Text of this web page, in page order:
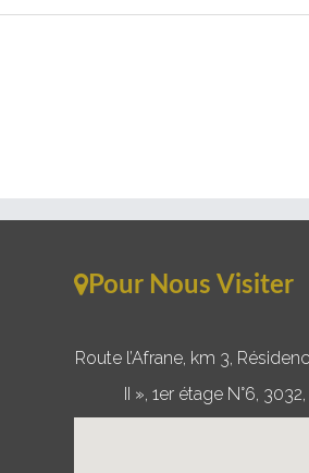
Pour Nous Visiter
Route l’Afrane, km 3,
II », 1er étage N°6,